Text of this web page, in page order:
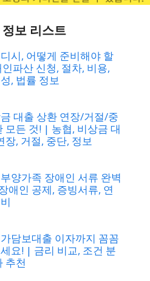
보 리스트
시, 어떻게 준비해야 할
파산 신청, 절차, 비용,
, 법률 정보
대출 상환 연장/거절/중
모든 것! | 농협, 비상금 대
장, 거절, 중단, 정보
양가족 장애인 서류 완벽
애인 공제, 증빙서류, 연
담보대출 이자까지 꼼꼼
요! | 금리 비교, 조건 분
추천